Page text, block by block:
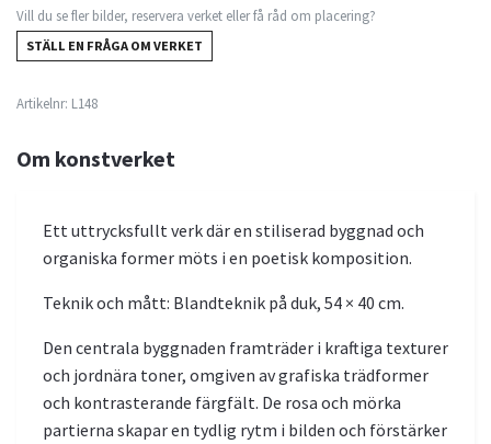
Vill du se fler bilder, reservera verket eller få råd om placering?
STÄLL EN FRÅGA OM VERKET
Artikelnr: L148
Om konstverket
Ett uttrycksfullt verk där en stiliserad byggnad och
organiska former möts i en poetisk komposition.
Teknik och mått: Blandteknik på duk, 54 × 40 cm.
Den centrala byggnaden framträder i kraftiga texturer
och jordnära toner, omgiven av grafiska trädformer
och kontrasterande färgfält. De rosa och mörka
partierna skapar en tydlig rytm i bilden och förstärker